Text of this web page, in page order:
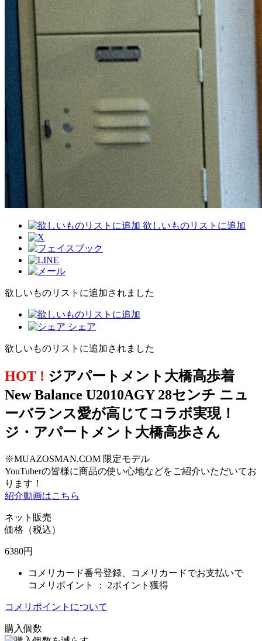
欲しいものリストに追加
欲しいものリストに追加されました
シェア
欲しいものリストに追加されました
HOT ! ジアパートメント大橋高歩着
New Balance U2010AGY 28センチ ニュ
ーバランス愛が高じてコラボ実現！
ジ・アパートメント大橋高歩さん
※MUAZOSMAN.COM 限定モデル
YouTuberの皆様に商品の使い心地などをご紹介いただいてお
ります！
紹介動画はこちら
ネット販売
価格（税込）
6380円
コメリカード番号登録、コメリカードでお支払いで
コメリポイント ： 2ポイント獲得
コメリポイントについて
購入個数